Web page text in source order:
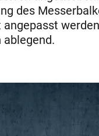
des
ablegend.